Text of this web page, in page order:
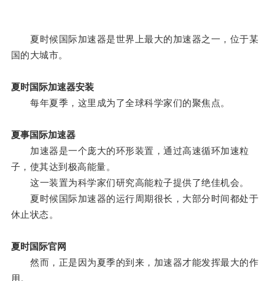
夏时候国际加速器是世界上最大的加速器之一，位于某
国的大城市。
夏时国际加速器安装
每年夏季，这里成为了全球科学家们的聚焦点。
夏事国际加速器
加速器是一个庞大的环形装置，通过高速循环加速粒
子，使其达到极高能量。
这一装置为科学家们研究高能粒子提供了绝佳机会。
夏时候国际加速器的运行周期很长，大部分时间都处于
休止状态。
夏时国际官网
然而，正是因为夏季的到来，加速器才能发挥最大的作
用。